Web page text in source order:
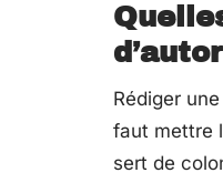
Rédiger une
faut mettre
sert de